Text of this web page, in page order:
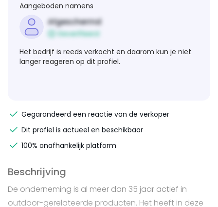
Aangeboden namens
Afgeschermd
Geverifieerd
Het bedrijf is reeds verkocht en daarom kun je niet
langer reageren op dit profiel.
Gegarandeerd een reactie van de verkoper
Dit profiel is actueel en beschikbaar
100% onafhankelijk platform
Beschrijving
De onderneming is al meer dan 35 jaar actief in
outdoor-gerelateerde producten. Het heeft in deze